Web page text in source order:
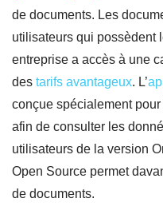
de documents. Les
utilisateurs qui possèdent
entreprise a accès à une
des tarifs avantageux. L’
conçue spécialement
afin de consulter les
utilisateurs de la version
Open Source permet
de documents.